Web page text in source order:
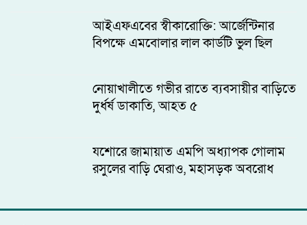
আইএফএবের স্বীকারোক্তি: আর্জেন্টিনার
বিপক্ষে এমবোলার লাল কার্ডটি ভুল ছিল
নোয়াখালীতে গভীর রাতে ব্যবসায়ীর বাড়িতে
দুর্ধর্ষ ডাকাতি, আহত ৫
যশোরে জামায়াত এমপি অধ্যাপক গোলাম
রসুলের বাড়ি ঘেরাও, মহাসড়ক অবরোধ